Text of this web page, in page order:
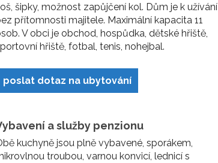
šipky, možnost zapůjčení kol. Dům je k užívání
přítomnosti majitele. Maximální kapacita 11
V obci je obchod, hospůdka, dětské hřiště,
hřiště, fotbal, tenis, nohejbal.
poslat dotaz na ubytování
a služby penzionu
kuchyně jsou plně vybavené, sporákem,
troubou, varnou konvicí, lednicí s